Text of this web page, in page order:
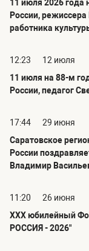
11 июля 2026 года
России,
работника
12:23
12 июля
11 июля на 88-м
России, педагог
17:44
29 июня
Саратовское
России
Владимир
11:20
26 июня
ХХХ юбилейный
РОССИЯ - 2026"